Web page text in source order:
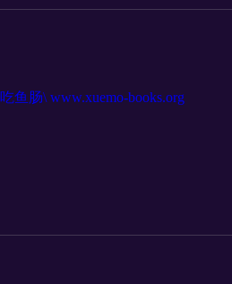
鱼肠\ www.xuemo-books.org